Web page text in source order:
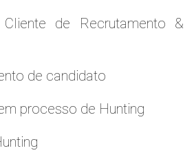
de Recrutamento &
de candidato
processo de Hunting